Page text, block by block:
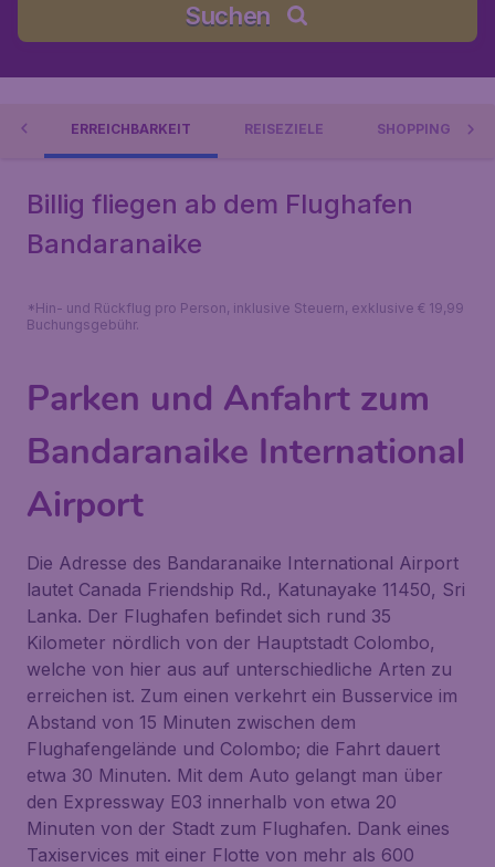
Suchen
ERREICHBARKEIT REISEZIELE SHOPPING
Billig fliegen ab dem Flughafen
Bandaranaike
*Hin- und Rückflug pro Person, inklusive Steuern, exklusive € 19,99
Buchungsgebühr.
Parken und Anfahrt zum
Bandaranaike International
Airport
Die Adresse des Bandaranaike International Airport
lautet Canada Friendship Rd., Katunayake 11450, Sri
Lanka. Der Flughafen befindet sich rund 35
Kilometer nördlich von der Hauptstadt Colombo,
welche von hier aus auf unterschiedliche Arten zu
erreichen ist. Zum einen verkehrt ein Busservice im
Abstand von 15 Minuten zwischen dem
Flughafengelände und Colombo; die Fahrt dauert
etwa 30 Minuten. Mit dem Auto gelangt man über
den Expressway E03 innerhalb von etwa 20
Minuten von der Stadt zum Flughafen. Dank eines
Taxiservices mit einer Flotte von mehr als 600